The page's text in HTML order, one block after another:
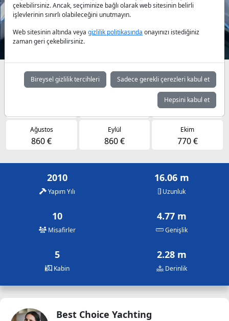
Müsaitlik durumuna göre günlük fiyatlar
Temmuz
860 €
Ağustos
860 €
Eylül
860 €
Ekim
770 €
2010
Yapım Yılı
16.06 m
Uzunluk
10
Misafirler
4.77 m
Genişlik
5
Kabin
2.28 m
Derinlik
Best Choice Yachting
çekebilirsiniz. Ancak, seçiminize bağlı olarak web sitesinin belirli
işlevlerinin sınırlı olabileceğini unutmayın.
Web sitesinin altında veya gizlilik politikasında onayınızı istediğiniz
zaman geri çekebilirsiniz.
Bireysel gizlilik tercihleri Sadece gerekli çerezleri kabul et
Hepsini kabul et